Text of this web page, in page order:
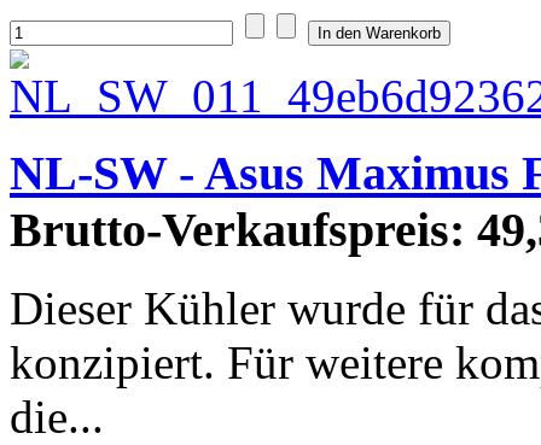
NL-SW - Asus Maximus
Brutto-Verkaufspreis:
Dieser Kühler wurde für
konzipiert. Für weitere
die...